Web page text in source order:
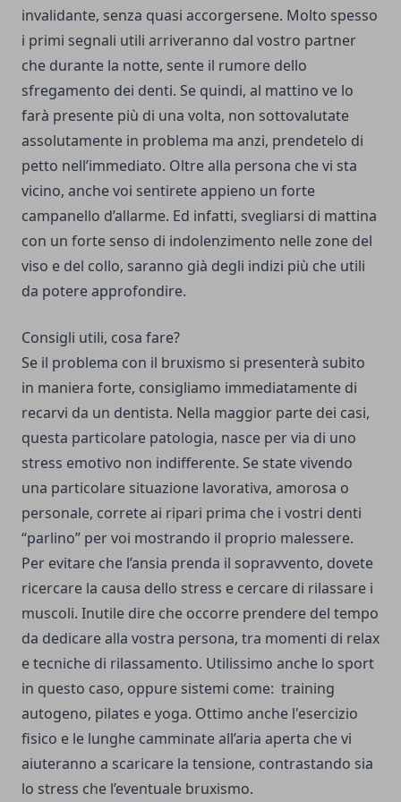
invalidante, senza quasi accorgersene. Molto spesso
i primi segnali utili arriveranno dal vostro partner
che durante la notte, sente il rumore dello
sfregamento dei denti. Se quindi, al mattino ve lo
farà presente più di una volta, non sottovalutate
assolutamente in problema ma anzi, prendetelo di
petto nell’immediato. Oltre alla persona che vi sta
vicino, anche voi sentirete appieno un forte
campanello d’allarme. Ed infatti, svegliarsi di mattina
con un forte senso di indolenzimento nelle zone del
viso e del collo, saranno già degli indizi più che utili
da potere approfondire.
Consigli utili, cosa fare?
Se il problema con il bruxismo si presenterà subito
in maniera forte, consigliamo immediatamente di
recarvi da un dentista. Nella maggior parte dei casi,
questa particolare patologia, nasce per via di uno
stress emotivo non indifferente. Se state vivendo
una particolare situazione lavorativa, amorosa o
personale, correte ai ripari prima che i vostri denti
“parlino” per voi mostrando il proprio malessere.
Per evitare che l’ansia prenda il sopravvento, dovete
ricercare la causa dello stress e cercare di rilassare i
muscoli. Inutile dire che occorre prendere del tempo
da dedicare alla vostra persona, tra momenti di relax
e tecniche di rilassamento. Utilissimo anche lo sport
in questo caso, oppure sistemi come: training
autogeno, pilates e yoga. Ottimo anche l'esercizio
fisico e le lunghe camminate all’aria aperta che vi
aiuteranno a scaricare la tensione, contrastando sia
lo stress che l’eventuale bruxismo.